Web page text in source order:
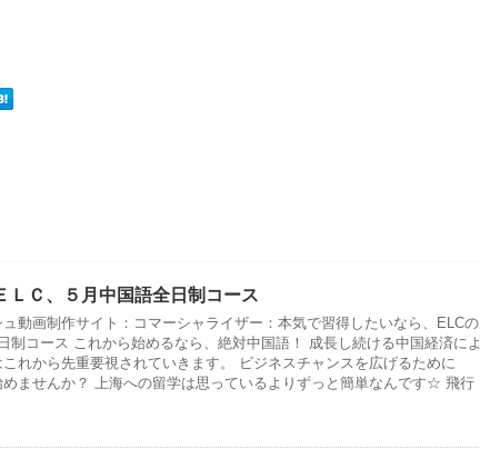
ＬＣ、５月中国語全日制コース
動画制作サイト：コマーシャライザー：本気で習得したいなら、ELCの
制コース これから始めるなら、絶対中国語！ 成長し続ける中国経済によ
これから先重要視されていきます。 ビジネスチャンスを広げるために
めませんか？ 上海への留学は思っているよりずっと簡単なんです☆ 飛行